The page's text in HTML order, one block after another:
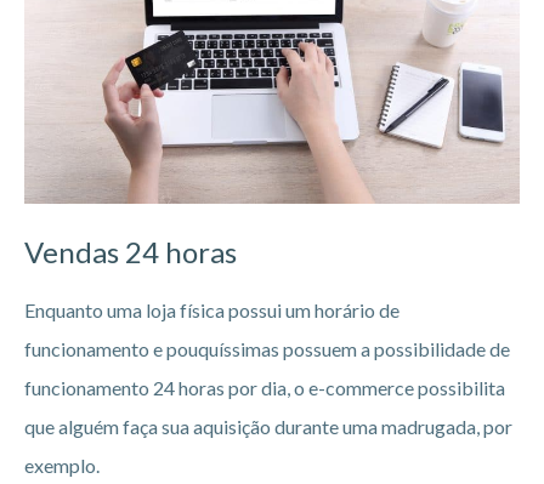
Vendas 24 horas
Enquanto uma loja física possui um horário de
funcionamento e pouquíssimas possuem a possibilidade de
funcionamento 24 horas por dia, o e-commerce possibilita
que alguém faça sua aquisição durante uma madrugada, por
exemplo.